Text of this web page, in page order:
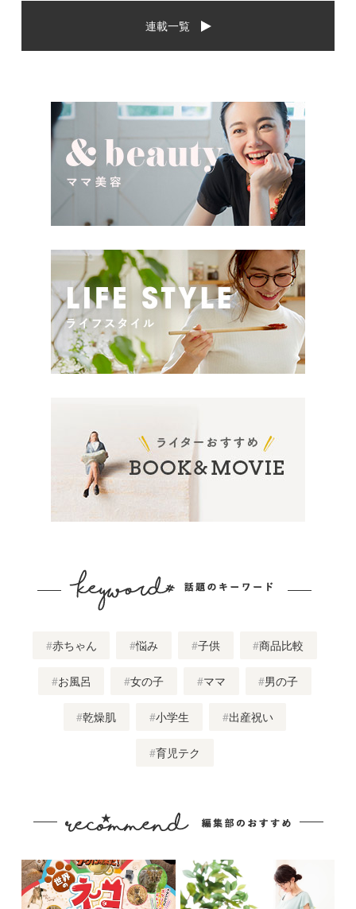
いし、たくさん使ってもらえ
るものをプレゼントしたい。
んなものなのでしょうか。ま
た、出産祝いに関して気をつ
連載一覧
赤ちゃん 悩み 子供 商品比較
お風呂 女の子 ママ 男の子
乾燥肌 小学生 出産祝い
育児テク